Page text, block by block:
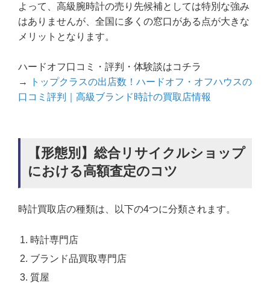
よって、高級腕時計の売り先候補としては特別な強み
はありませんが、全国に多くの窓口がある点が大きな
メリットとなります。
ハードオフ口コミ・評判・体験談はコチラ
→
トップクラスの出店数！ハードオフ・オフハウスの
口コミ評判｜高級ブランド時計の買取店情報
【形態別】総合リサイクルショップ
における高額査定のコツ
時計買取店の種類は、以下の4つに分類されます。
時計専門店
ブランド品買取専門店
質屋